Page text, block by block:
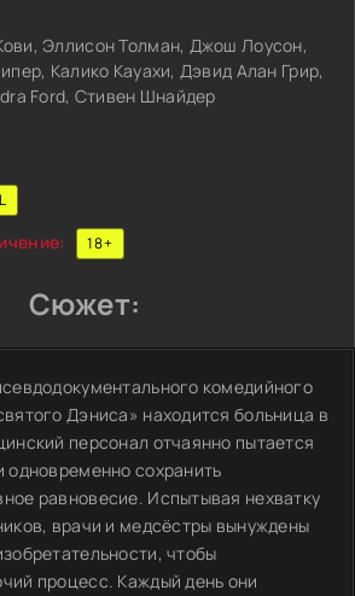
Эллисон Толман, Джош Лоусон,
Калико Кауахи, Дэвид Алан Грир,
Ford, Стивен Шнайдер
18+
Сюжет:
комедийного
Дэниса» находится больница в
персонал отчаянно пытается
одновременно сохранить
равновесие. Испытывая нехватку
врачи и медсёстры вынуждены
чтобы
процесс. Каждый день они